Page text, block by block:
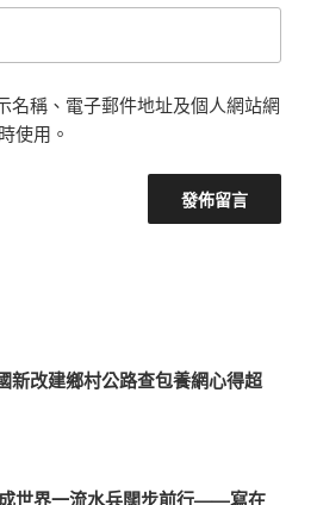
名稱、電子郵件地址及個人網站網
使用。
新改建鄉村公路查包養網心得超
世界一流水兵闊步前行——寫在